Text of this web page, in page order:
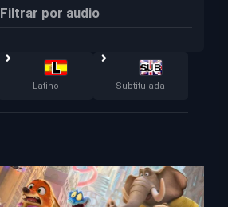
Filtrar por audio
Latino Subtitulada